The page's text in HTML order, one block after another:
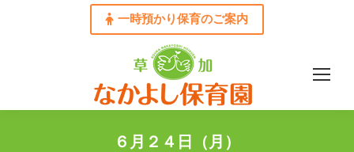
一時預かり保育のご案内
６月２４日（月）